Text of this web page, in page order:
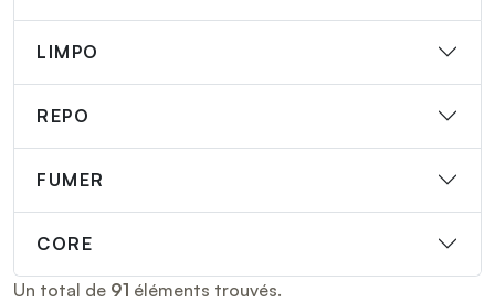
LIMPO
REPO
FUMER
CORE
Un total de 91 éléments trouvés.